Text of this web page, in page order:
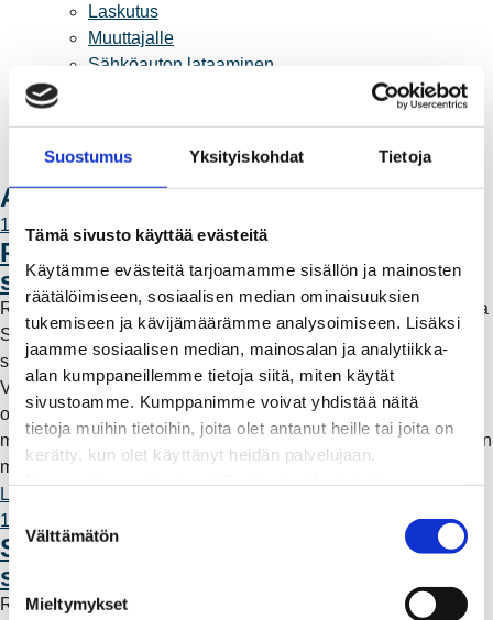
Suostumus Yksityiskohdat Tietoja
Tämä sivusto käyttää evästeitä
Käytämme evästeitä tarjoamamme sisällön ja mainosten
räätälöimiseen, sosiaalisen median ominaisuuksien
tukemiseen ja kävijämäärämme analysoimiseen. Lisäksi
jaamme sosiaalisen median, mainosalan ja analytiikka-
alan kumppaneillemme tietoja siitä, miten käytät
sivustoamme. Kumppanimme voivat yhdistää näitä
tietoja muihin tietoihin, joita olet antanut heille tai joita on
kerätty, kun olet käyttänyt heidän palvelujaan.
u
o
s
Välttämätön
Mieltymykset
Laskutus
Muuttajalle
Sähköauton lataaminen
Ajankohtaista
11.6.2026 12:00
Rauman Energia vahvistaa rooliaan
sähköntuotannossa
Rauman Energia on ostanut lisää osuuksia sähköntuotannosta
Suomessa ja Pohjoismaissa, kun Kokemäen Sähkö Oy myi
sähköntuotanto-osuutensa Rauman Energia Oy:lle.
Vappuaattona toteutunut kauppa parantaa yhtiön
omavaraisuutta ja lisää päästötöntä sähköntuotantoa. Mutta
mitä tämä tarkoittaa käytännössä – ja miksi sähköntuotantoa on
myös kaukana Raumalta?
Lue lisää
11.6.2026 12:00
Säävarma sähköverkko rakentuu
saaristoon
Rauman Energia on vahvistanut saariston sähköverkkoa